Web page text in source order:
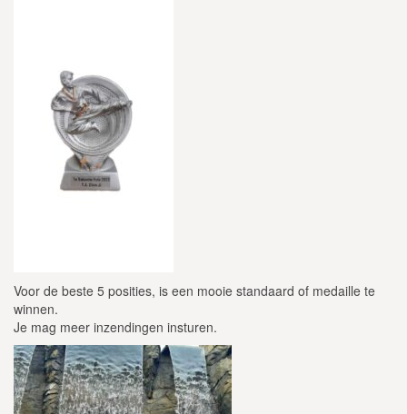
Voor de beste 5 posities, is een mooie standaard of medaille te
winnen.
Je mag meer inzendingen insturen.